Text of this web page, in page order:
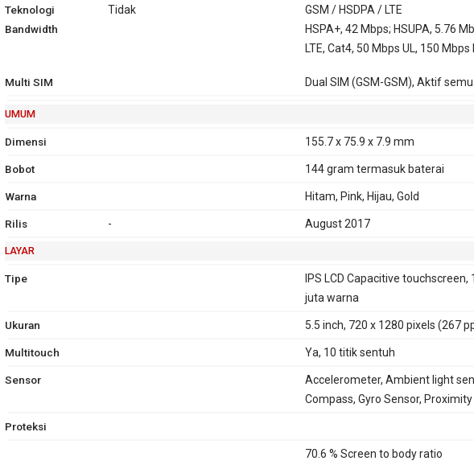
Teknologi Tidak
GSM / HSDPA / LTE
2G
3G
HSDPA 850, 900, 2100 - versi
- versi Taiwan, Jepang, Hongkong,
Philipina, Brazil
Bandwidth
HSPA+, 42 Mbps; HSUPA, 5.76
LTE, Cat4, 50 Mbps UL, 150 Mbps
Multi SIM Dual SIM (GSM-GSM), Aktif
UMUM
Dimensi 155.7 x 75.9 x 7.9 mm
Bobot 144 gram termasuk baterai
Warna Hitam, Pink, Hijau, Gold
Rilis - August 2017
LAYAR
Tipe
IPS LCD Capacitive touchscreen,
juta warna
Ukuran 5.5 inch, 720 x 1280 pixels (267
Multitouch Ya, 10 titik sentuh
Sensor
Accelerometer, Ambient light
Compass, Gyro Sensor, Proximity
Proteksi
70.6 % Screen to body ratio